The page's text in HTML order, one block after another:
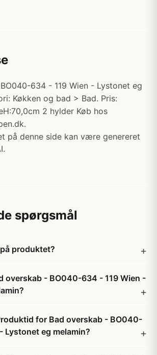
634 - 119 Wien - Lystonet eg
Køkken og bad > Bad. Pris:
2 hylder Køb hos
på denne side kan være genereret
spørgsmål
produktet?
overskab - BO040-634 - 119 Wien -
for Bad overskab - BO040-
Lystonet eg melamin?